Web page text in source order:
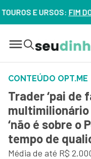
FIM DOS GRANDES
CONTEÚDO OPT.ME
Trader ‘pai de
multimilionário
‘não é sobre o
tempo de
Média de até R$